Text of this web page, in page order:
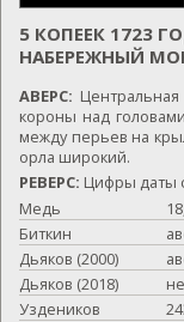
5 КОПЕЕК 1723
НАБЕРЕЖНЫЙ
АВЕРС:
короны над
между перьев на
орла широкий.
РЕВЕРС: Цифры даты
Медь
Биткин
Дьяков (2000)
Дьяков (2018)
Уздеников